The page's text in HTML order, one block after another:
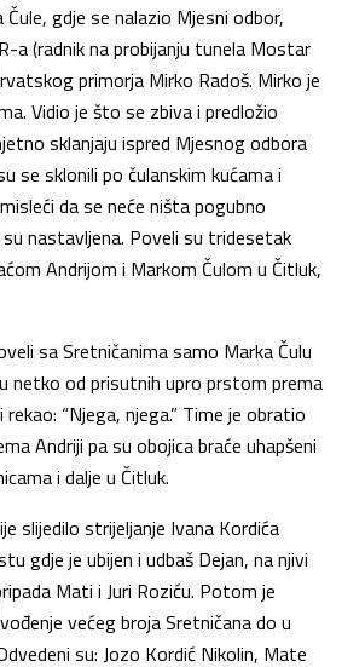
Čule, gdje se nalazio Mjesni odbor,
a (radnik na probijanju tunela Mostar
primorja Mirko Radoš. Mirko je
Vidio je što se zbiva i predložio
sklanjaju ispred Mjesnog odbora
se sklonili po čulanskim kućama i
da se neće ništa pogubno
nastavljena. Poveli su tridesetak
Andrijom i Markom Čulom u Čitluk,
sa Sretničanima samo Marka Čulu
netko od prisutnih upro prstom prema
“Njega, njega.” Time je obratio
Andriji pa su obojica braće uhapšeni
i dalje u Čitluk.
slijedilo strijeljanje Ivana Kordića
gdje je ubijen i udbaš Dejan, na njivi
Mati i Juri Roziću. Potom je
većeg broja Sretničana do u
su: Jozo Kordić Nikolin, Mate